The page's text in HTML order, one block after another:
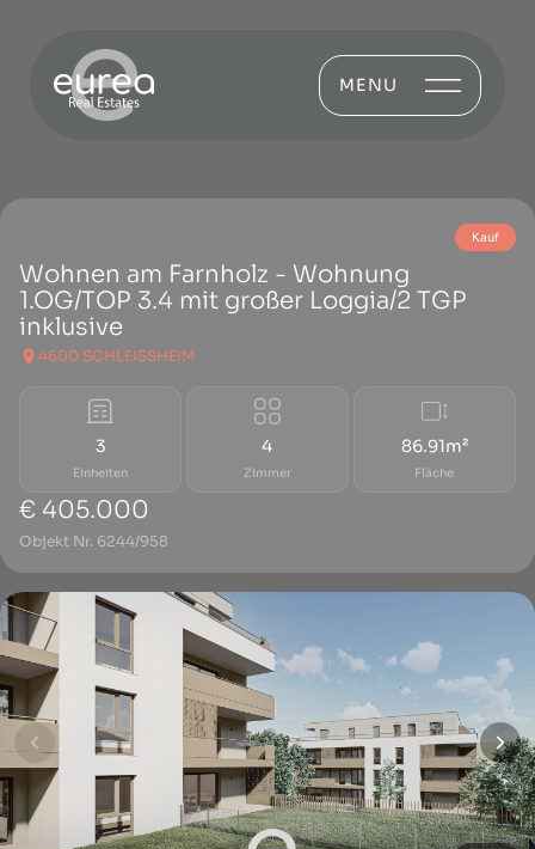
MENU
Kauf
Wohnen am Farnholz - Wohnung
1.OG/TOP 3.4 mit großer Loggia/2 TGP
inklusive
4600 SCHLEISSHEIM
3
Einheiten
4
Zimmer
86.91m²
Fläche
€ 405.000
Objekt Nr. 6244/958